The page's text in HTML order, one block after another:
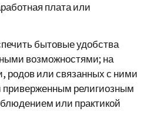
плата или
бытовые удобства
возможностями; на
родов или связанных с ними
религиозным
или практикой